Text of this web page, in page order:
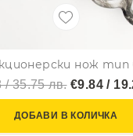
/ 35.75 лв.€9.84 /
ДОБАВИ В КОЛИЧКА